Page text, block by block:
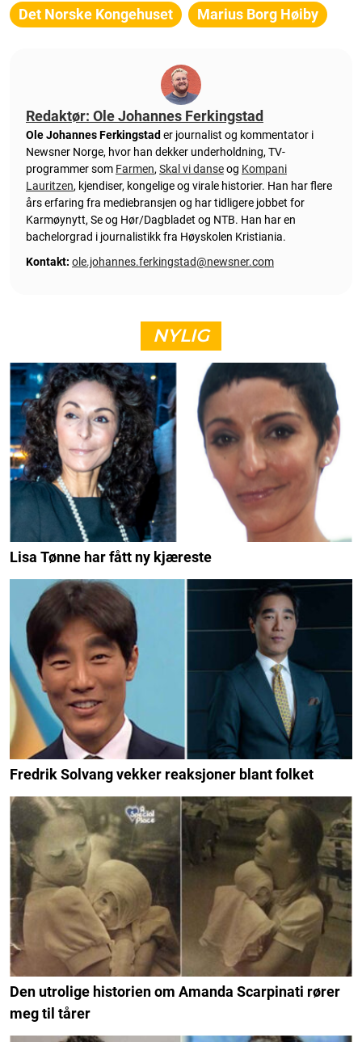
Det Norske Kongehuset Marius Borg Høiby
Redaktør: Ole Johannes Ferkingstad
Ole Johannes Ferkingstad er journalist og kommentator i
Newsner Norge, hvor han dekker underholdning, TV-
programmer som Farmen, Skal vi danseog Kompani
Lauritzen, kjendiser, kongelige og virale historier. Han har flere
års erfaring fra mediebransjen og har tidligere jobbet for
Karmøynytt, Se og Hør/Dagbladet og NTB. Han har en
bachelorgrad i journalistikk fra Høyskolen Kristiania.
Kontakt: ole.johannes.ferkingstad@newsner.com
NYLIG
Lisa Tønne har fått ny kjæreste
Fredrik Solvang vekker reaksjoner blant folket
Den utrolige historien om Amanda Scarpinati rører
meg til tårer